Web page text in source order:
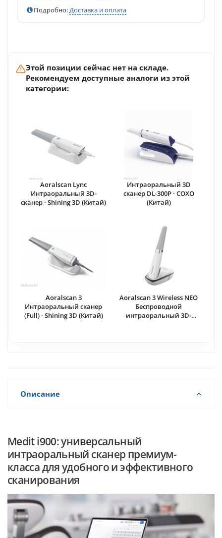
Подробно:Доставка и оплата
Этой позиции сейчас нет на складе.
Рекомендуем доступные аналоги из этой
категории:
Aoralscan Lync
Интраоральный 3D-
сканер · Shining 3D (Китай)
Интраоральный 3D
сканер DL-300P · COXO
(Китай)
Aoralscan 3
Интраоральный сканер
(Full) · Shining 3D (Китай)
Aoralscan 3 Wireless NEO
Беспроводной
интраоральный 3D-
Описание
Medit i900: универсальный
интраоральный сканер премиум-
класса для удобного и эффективного
сканирования